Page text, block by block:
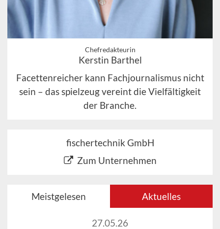
Chefredakteurin
Kerstin Barthel
Facettenreicher kann Fachjournalismus nicht
sein – das spielzeug vereint die Vielfältigkeit
der Branche.
fischertechnik GmbH
Zum Unternehmen
Meistgelesen Aktuelles
27.05.26